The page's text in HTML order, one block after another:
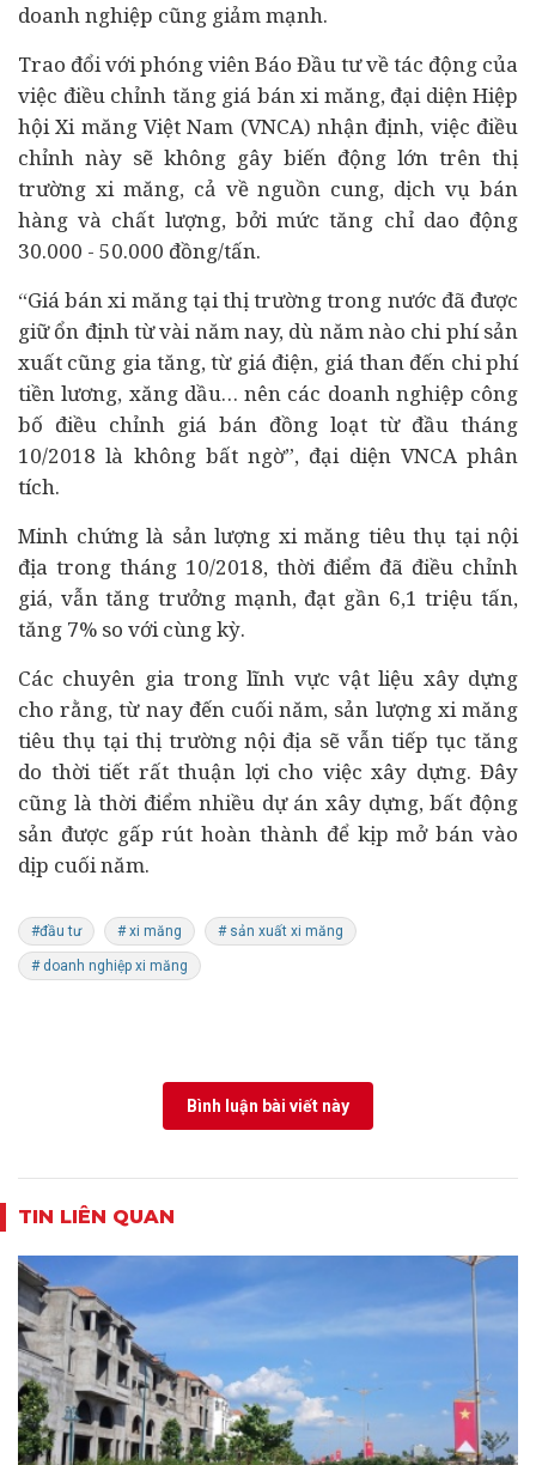
doanh nghiệp cũng giảm mạnh.
Trao đổi với phóng viên Báo Đầu tư về tác động của
việc điều chỉnh tăng giá bán xi măng, đại diện Hiệp
hội Xi măng Việt Nam (VNCA) nhận định, việc điều
chỉnh này sẽ không gây biến động lớn trên thị
trường xi măng, cả về nguồn cung, dịch vụ bán
hàng và chất lượng, bởi mức tăng chỉ dao động
30.000 - 50.000 đồng/tấn.
“Giá bán xi măng tại thị trường trong nước đã được
giữ ổn định từ vài năm nay, dù năm nào chi phí sản
xuất cũng gia tăng, từ giá điện, giá than đến chi phí
tiền lương, xăng dầu… nên các doanh nghiệp công
bố điều chỉnh giá bán đồng loạt từ đầu tháng
10/2018 là không bất ngờ”, đại diện VNCA phân
tích.
Minh chứng là sản lượng xi măng tiêu thụ tại nội
địa trong tháng 10/2018, thời điểm đã điều chỉnh
giá, vẫn tăng trưởng mạnh, đạt gần 6,1 triệu tấn,
tăng 7% so với cùng kỳ.
Các chuyên gia trong lĩnh vực vật liệu xây dựng
cho rằng, từ nay đến cuối năm, sản lượng xi măng
tiêu thụ tại thị trường nội địa sẽ vẫn tiếp tục tăng
do thời tiết rất thuận lợi cho việc xây dựng. Đây
cũng là thời điểm nhiều dự án xây dựng,bất động
sản được gấp rút hoàn thành để kịp mở bán vào
dịp cuối năm.
#đầu tư # xi măng # sản xuất xi măng
# doanh nghiệp xi măng
Bình luận bài viết này
TIN LIÊN QUAN